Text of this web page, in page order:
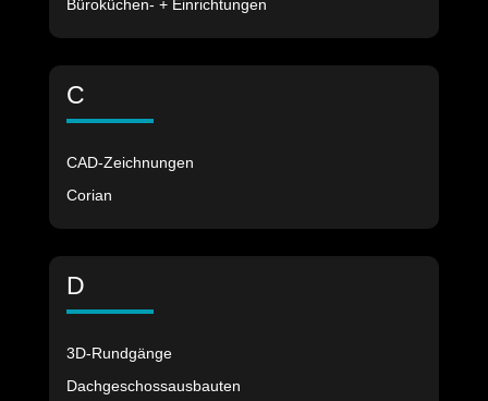
Büroküchen- + Einrichtungen
C
CAD-Zeichnungen
Corian
D
3D-Rundgänge
Dachgeschossausbauten